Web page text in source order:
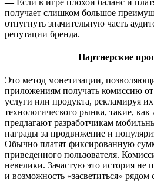
получает слишком большое
отпугнуть значительную часть
репутации бренда.
Партнерские
Это метод монетизации,
приложениям получать комиссию
услуги или продукта, рекламируя
технологического рынка, такие,
предлагают разработчикам
награды за продвижение и
Обычно платят фиксированную
приведенного пользователя.
невелики. Зачастую это история не
и возможность «засветиться»